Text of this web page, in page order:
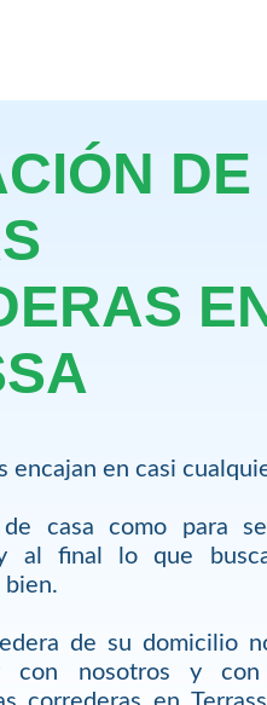
DE
encajan en casi
casa como para
al final lo que
bien.
de su domicilio
con nosotros y